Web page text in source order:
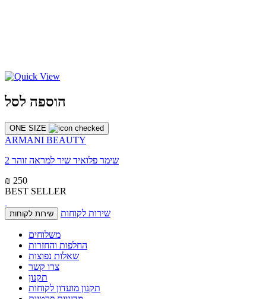
הוספה לסל
ONE SIZE
ARMANI BEAUTY
שימר פלואיד שיר למראה זוהר 2
₪ 250
BEST SELLER
שירות לקוחות שירות לקוחות
משלוחים
החלפות והחזרות
שאלות נפוצות
צרו קשר
תקנון
תקנון מועדון לקוחות